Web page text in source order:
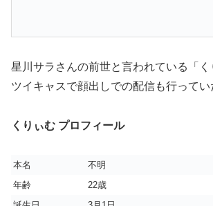
星川サラさんの前世と言われている「く
ツイキャスで顔出しでの配信も行ってい
くりぃむ プロフィール
本名
不明
年齢
22歳